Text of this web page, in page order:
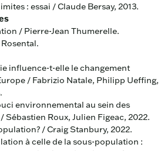
: essai / Claude Bersay, 2013.
/ Pierre-Jean Thumerelle.
influence-t-elle le changement
/ Fabrizio Natale, Philipp Ueffing,
environnemental au sein des
Roux, Julien Figeac, 2022.
/ Craig Stanbury, 2022.
à celle de la sous-population :